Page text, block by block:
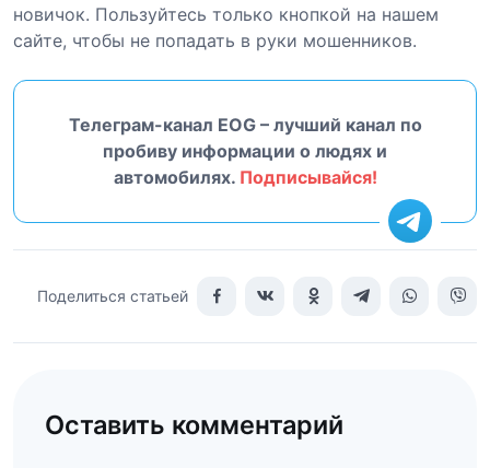
новичок. Пользуйтесь только кнопкой на нашем
сайте, чтобы не попадать в руки мошенников.
Телеграм-канал EOG – лучший канал по
пробиву информации о людях и
автомобилях. Подписывайся!
Поделиться статьей
Оставить комментарий